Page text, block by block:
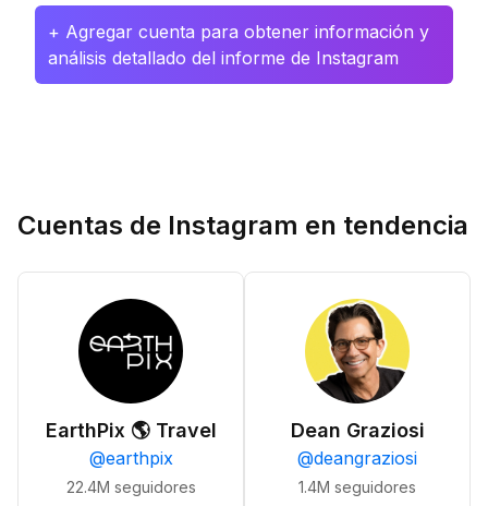
+ Agregar cuenta para obtener información y
análisis detallado del informe de Instagram
Cuentas de Instagram en tendencia
EarthPix 🌎 Travel
@earthpix
22.4M seguidores
Dean Graziosi
@deangraziosi
1.4M seguidores